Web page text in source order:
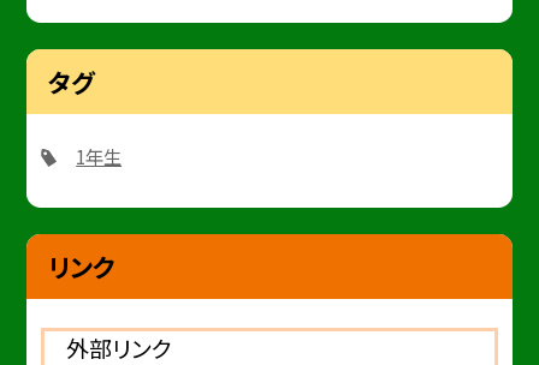
タグ
1年生
リンク
外部リンク